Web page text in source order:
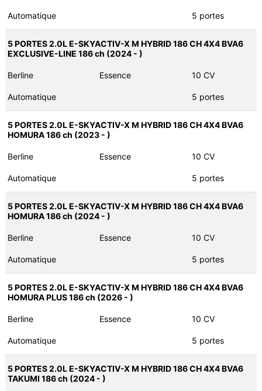
Automatique 5 portes
5 PORTES 2.0L E-SKYACTIV-X M HYBRID 186 CH 4X4 BVA6
EXCLUSIVE-LINE 186 ch (2024 - )
Berline Essence 10 CV
Automatique 5 portes
5 PORTES 2.0L E-SKYACTIV-X M HYBRID 186 CH 4X4 BVA6
HOMURA 186 ch (2023 - )
Berline Essence 10 CV
Automatique 5 portes
5 PORTES 2.0L E-SKYACTIV-X M HYBRID 186 CH 4X4 BVA6
HOMURA 186 ch (2024 - )
Berline Essence 10 CV
Automatique 5 portes
5 PORTES 2.0L E-SKYACTIV-X M HYBRID 186 CH 4X4 BVA6
HOMURA PLUS 186 ch (2026 - )
Berline Essence 10 CV
Automatique 5 portes
5 PORTES 2.0L E-SKYACTIV-X M HYBRID 186 CH 4X4 BVA6
TAKUMI 186 ch (2024 - )